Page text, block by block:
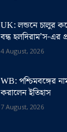
UK: লন্ডনে চালুর
বন্ধ হলদিরাম’স-
4 August, 2026
WB: পশ্চিমবঙ্গের
করালেন ইতিহাস
7 August, 2026